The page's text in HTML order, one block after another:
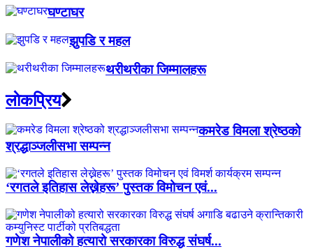
घण्टाघर
झुपडि र महल
थरीथरीका जिम्मालहरू
लाेकप्रिय
कमरेड विमला श्रेष्ठको
श्रद्धाञ्जलीसभा सम्पन्न
‘रगतले इतिहास लेख्नेहरू’ पुस्तक विमोचन एवं...
गणेश नेपालीको हत्यारो सरकारका विरुद्ध संघर्ष...